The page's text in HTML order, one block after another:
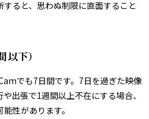
すると、思わぬ制限に直面すること
下）
でも7日間です。7日を過ぎた映像
出張で1週間以上不在にする場合、
性があります。